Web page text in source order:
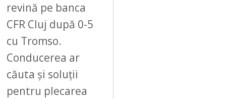
revină pe banca
CFR Cluj după 0-5
cu Tromso.
Conducerea ar
căuta și soluții
pentru plecarea